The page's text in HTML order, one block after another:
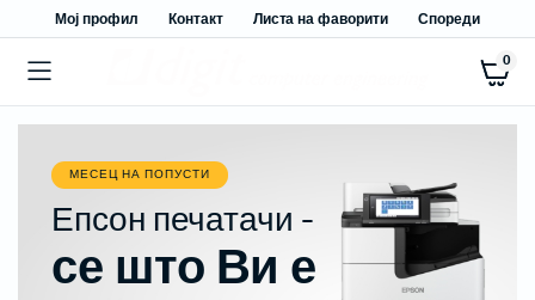
Мој профил Контакт Листа на фаворити Спореди
0
МЕСЕЦ НА ПОПУСТИ
Епсон печатачи -
се што Ви е